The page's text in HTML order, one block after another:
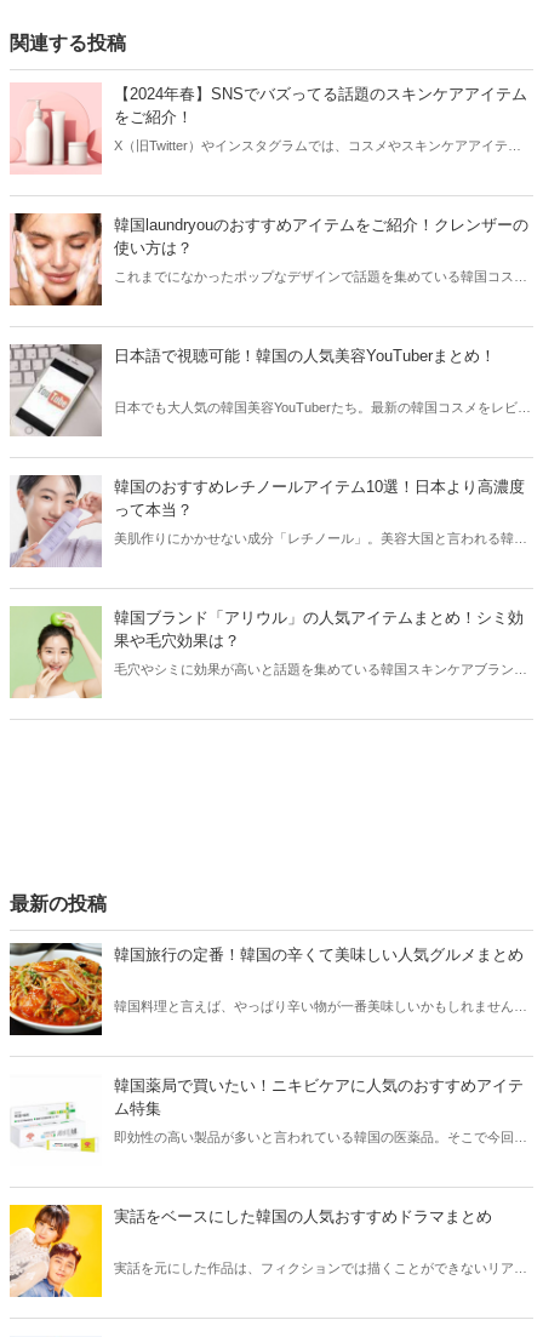
関連する投稿
【2024年春】SNSでバズってる話題のスキンケアアイテム
をご紹介！
X（旧Twitter）やインスタグラムでは、コスメやスキンケアアイテム
SNSをチェックしているはず！そこで今回はSNSでバズってる話題の
スキンケアアイテムをご紹介します。
韓国laundryouのおすすめアイテムをご紹介！クレンザーの
使い方は？
これまでになかったポップなデザインで話題を集めている韓国コスメ
laundryouのおすすめアイテムと共に日本で購入できる場所をご紹介し
日本語で視聴可能！韓国の人気美容YouTuberまとめ！
日本でも大人気の韓国美容YouTuberたち。最新の韓国コスメをレビュ
す！
韓国のおすすめレチノールアイテム10選！日本より高濃度
って本当？
美肌作りにかかせない成分「レチノール」。美容大国と言われる韓国
コスメブランドからご紹介します。
韓国ブランド「アリウル」の人気アイテムまとめ！シミ効
果や毛穴効果は？
毛穴やシミに効果が高いと話題を集めている韓国スキンケアブランド
最新の投稿
韓国旅行の定番！韓国の辛くて美味しい人気グルメまとめ
韓国料理と言えば、やっぱり辛い物が一番美味しいかもしれません。
方も必見です。
韓国薬局で買いたい！ニキビケアに人気のおすすめアイテ
ム特集
即効性の高い製品が多いと言われている韓国の医薬品。そこで今回は
う。
実話をベースにした韓国の人気おすすめドラマまとめ
実話を元にした作品は、フィクションでは描くことができないリアル